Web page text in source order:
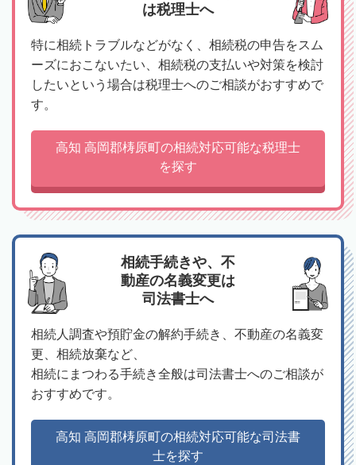
は税理士へ
特に相続トラブルなどがなく、相続税の申告をスム
ーズにおこないたい、相続税の支払いや対策を検討
したいという場合は税理士へのご相談がおすすめで
す。
高知 高岡郡梼原町の相続対応可能な税理士
を探す
相続手続きや、不
動産の名義変更は
司法書士へ
相続人調査や預貯金の解約手続き、不動産の名義変
更、相続放棄など、
相続にまつわる手続き全般は司法書士へのご相談が
おすすめです。
高知 高岡郡梼原町の相続対応可能な司法書
士を探す